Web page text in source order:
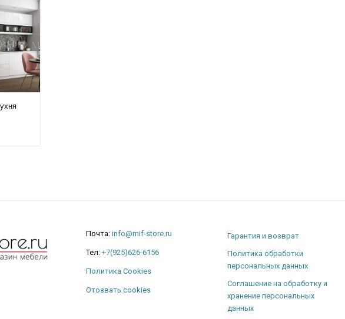
Почта: info@mif-store.ru
Тел: +7(925)626-6156
Политика Cookies
Отозвать cookies
Гарантия и возврат
Политика обработки
персональных данных
Соглашение на обработку и
хранение персональных
данных